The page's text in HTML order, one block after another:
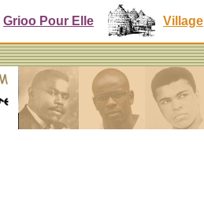
Grioo Pour Elle Village